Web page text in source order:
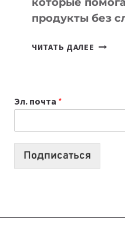
которые
продукты без
ЧИТАТЬ ДАЛЕЕ
Эл. почта *
Подписаться